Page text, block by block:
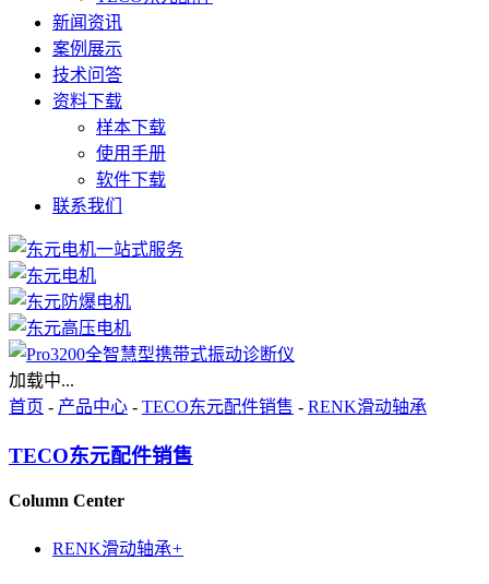
新闻资讯
案例展示
技术问答
资料下载
样本下载
使用手册
软件下载
联系我们
加载中...
首页 - 产品中心 - TECO东元配件销售 - RENK滑动轴承
TECO东元配件销售
Column Center
RENK滑动轴承+